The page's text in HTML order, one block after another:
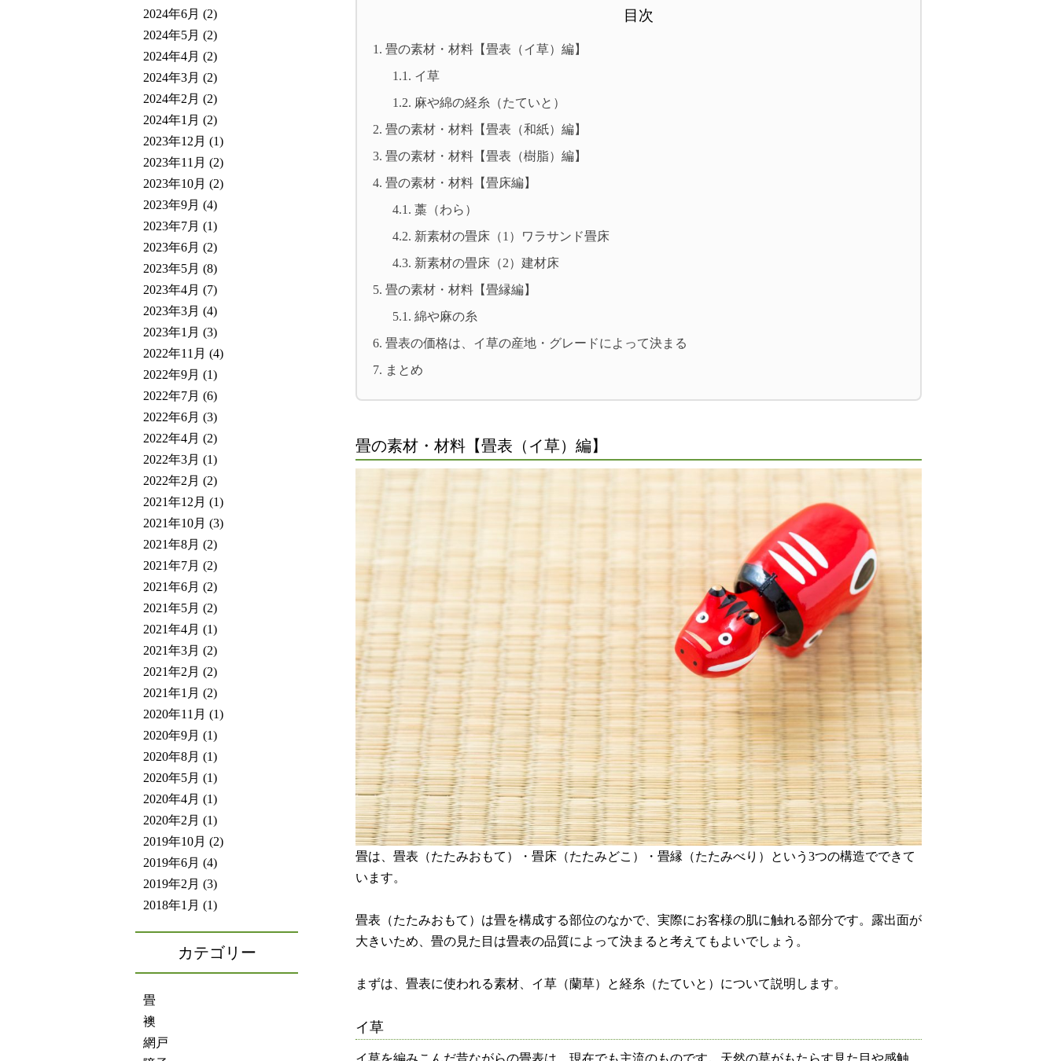
目次
1. 畳の素材・材料【畳表（イ草）編】
1.1. イ草
1.2. 麻や綿の経糸（たていと）
2. 畳の素材・材料【畳表（和紙）編】
3. 畳の素材・材料【畳表（樹脂）編】
4. 畳の素材・材料【畳床編】
4.1. 藁（わら）
4.2. 新素材の畳床（1）ワラサンド畳床
4.3. 新素材の畳床（2）建材床
5. 畳の素材・材料【畳縁編】
5.1. 綿や麻の糸
6. 畳表の価格は、イ草の産地・グレードによって決まる
7. まとめ
畳の素材・材料【畳表（イ草）編】
畳は、畳表（たたみおもて）・畳床（たたみどこ）・畳縁（たたみべり）という3つの構造でできて
います。
畳表（たたみおもて）は畳を構成する部位のなかで、実際にお客様の肌に触れる部分です。露出面が
大きいため、畳の見た目は畳表の品質によって決まると考えてもよいでしょう。
まずは、畳表に使われる素材、イ草（蘭草）と経糸（たていと）について説明します。
イ草
イ草を編みこんだ昔ながらの畳表は、現在でも主流のものです。天然の草がもたらす見た目や感触
2024年6月 (2)
2024年5月 (2)
2024年4月 (2)
2024年3月 (2)
2024年2月 (2)
2024年1月 (2)
2023年12月 (1)
2023年11月 (2)
2023年10月 (2)
2023年9月 (4)
2023年7月 (1)
2023年6月 (2)
2023年5月 (8)
2023年4月 (7)
2023年3月 (4)
2023年1月 (3)
2022年11月 (4)
2022年9月 (1)
2022年7月 (6)
2022年6月 (3)
2022年4月 (2)
2022年3月 (1)
2022年2月 (2)
2021年12月 (1)
2021年10月 (3)
2021年8月 (2)
2021年7月 (2)
2021年6月 (2)
2021年5月 (2)
2021年4月 (1)
2021年3月 (2)
2021年2月 (2)
2021年1月 (2)
2020年11月 (1)
2020年9月 (1)
2020年8月 (1)
2020年5月 (1)
2020年4月 (1)
2020年2月 (1)
2019年10月 (2)
2019年6月 (4)
2019年2月 (3)
2018年1月 (1)
カテゴリー
畳
襖
網戸